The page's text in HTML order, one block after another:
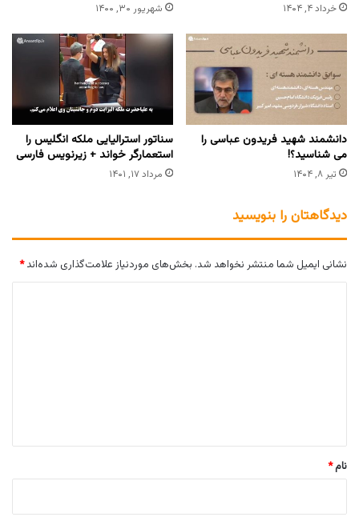
خرداد ۴, ۱۴۰۴ شهریور ۳۰, ۱۴۰۰
دانشمند شهید فریدون عباسی را
می شناسید؟!
تیر ۸, ۱۴۰۴
سناتور استرالیایی ملکه انگلیس را
استعمارگر خواند + زیرنویس فارسی
مرداد ۱۷, ۱۴۰۱
دیدگاهتان را بنویسید
نشانی ایمیل شما منتشر نخواهد شد. بخش‌های موردنیاز علامت‌گذاری شده‌اند*
نام*